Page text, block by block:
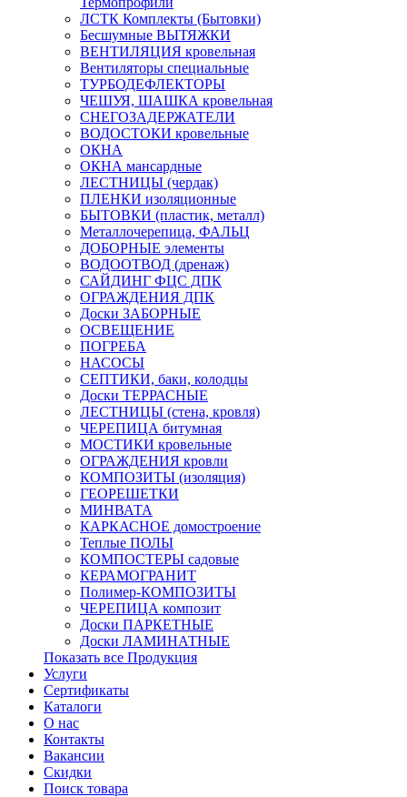
ЛСТК Комплекты (Бытовки)
Бесшумные ВЫТЯЖКИ
ВЕНТИЛЯЦИЯ кровельная
Вентиляторы специальные
ТУРБОДЕФЛЕКТОРЫ
ЧЕШУЯ, ШАШКА кровельная
СНЕГОЗАДЕРЖАТЕЛИ
ВОДОСТОКИ кровельные
ОКНА
ОКНА мансардные
ЛЕСТНИЦЫ (чердак)
ПЛЕНКИ изоляционные
БЫТОВКИ (пластик, металл)
Металлочерепица, ФАЛЬЦ
ДОБОРНЫЕ элементы
ВОДООТВОД (дренаж)
САЙДИНГ ФЦС ДПК
ОГРАЖДЕНИЯ ДПК
Доски ЗАБОРНЫЕ
ОСВЕЩЕНИЕ
ПОГРЕБА
НАСОСЫ
СЕПТИКИ, баки, колодцы
Доски ТЕРРАСНЫЕ
ЛЕСТНИЦЫ (стена, кровля)
ЧЕРЕПИЦА битумная
МОСТИКИ кровельные
ОГРАЖДЕНИЯ кровли
КОМПОЗИТЫ (изоляция)
ГЕОРЕШЕТКИ
МИНВАТА
КАРКАСНОЕ домостроение
Теплые ПОЛЫ
КОМПОСТЕРЫ садовые
КЕРАМОГРАНИТ
Полимер-КОМПОЗИТЫ
ЧЕРЕПИЦА композит
Доски ПАРКЕТНЫЕ
Доски ЛАМИНАТНЫЕ
Показать все Продукция
Услуги
Сертификаты
Каталоги
О нас
Контакты
Вакансии
Скидки
Поиск товара